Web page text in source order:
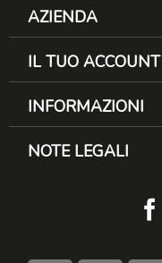
AZIENDA
IL TUO ACCOUNT
INFORMAZIONI
NOTE LEGALI